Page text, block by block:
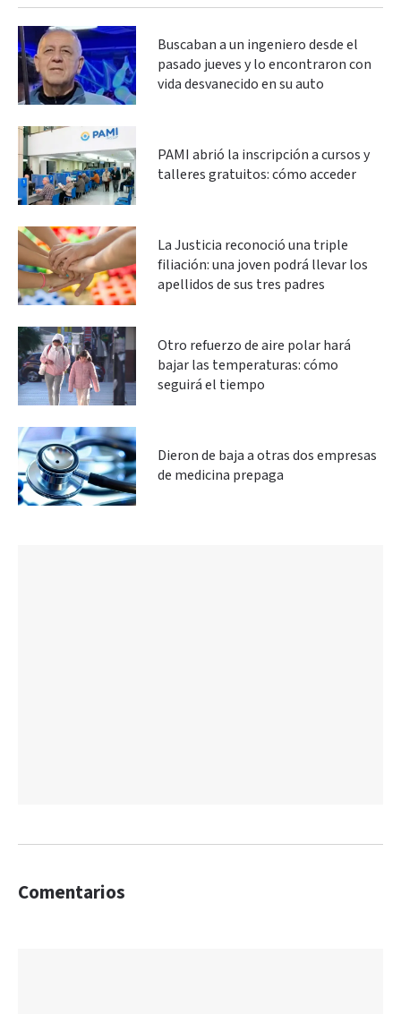
Buscaban a un ingeniero desde el
pasado jueves y lo encontraron con
vida desvanecido en su auto
PAMI abrió la inscripción a cursos y
talleres gratuitos: cómo acceder
La Justicia reconoció una triple
filiación: una joven podrá llevar los
apellidos de sus tres padres
Otro refuerzo de aire polar hará
bajar las temperaturas: cómo
seguirá el tiempo
Dieron de baja a otras dos empresas
de medicina prepaga
Comentarios